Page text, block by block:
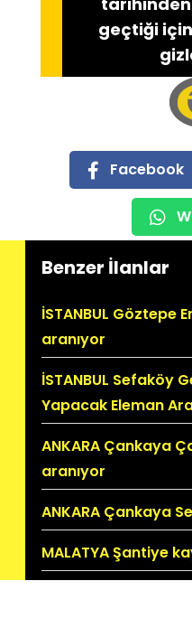
geçtiği
Facebook
Benzer İlanlar
İSTANBUL Göztepe
aranıyor
İSTANBUL Sefaköy
Yapacak Eleman
ANKARA Çankaya
aranıyor
ANKARA Çankaya
MALATYA Şantiye